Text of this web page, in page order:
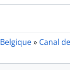
Belgique» Canal